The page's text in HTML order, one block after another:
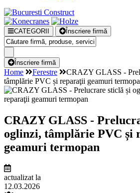
CATEGORII Înscriere firmă
Înscriere firmă
Home Ferestre
CRAZY GLASS -
tâmplărie PVC și reparaţii geamuri
CRAZY GLASS -
oglinzi, tâmplărie PVC și
geamuri termopan
actualizat la
12.03.2026